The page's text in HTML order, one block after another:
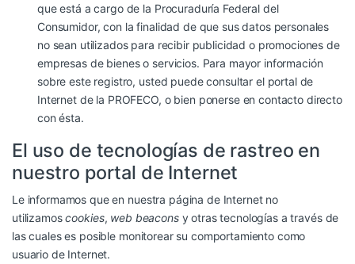
que está a cargo de la Procuraduría Federal del
Consumidor, con la finalidad de que sus datos personales
no sean utilizados para recibir publicidad o promociones de
empresas de bienes o servicios. Para mayor información
sobre este registro, usted puede consultar el portal de
Internet de la PROFECO, o bien ponerse en contacto directo
con ésta.
El uso de tecnologías de rastreo en
nuestro portal de Internet
Le informamos que en nuestra página de Internet no
utilizamoscookies, web beaconsy otras tecnologías a través de
las cuales es posible monitorear su comportamiento como
usuario de Internet.